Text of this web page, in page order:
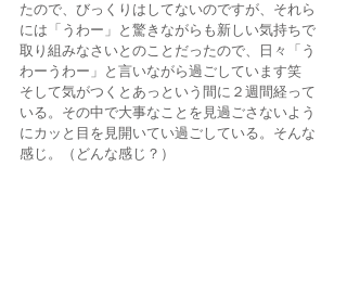
たので、びっくりはしてないのですが、それら
には「うわー」と驚きながらも新しい気持ちで
取り組みなさいとのことだったので、日々「う
わーうわー」と言いながら過ごしています笑
そして気がつくとあっという間に２週間経って
いる。その中で大事なことを見過ごさないよう
にカッと目を見開いてい過ごしている。そんな
感じ。（どんな感じ？）